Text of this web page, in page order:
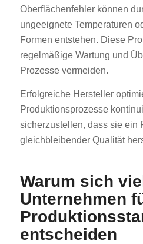
Oberflächenfehler können
ungeeignete Temperaturen
Formen entstehen. Diese
regelmäßige Wartung und
Prozesse vermeiden.
Erfolgreiche Hersteller
Produktionsprozesse
sicherzustellen, dass sie ein
gleichbleibender Qualität
Warum sich
Unternehmen
entscheiden